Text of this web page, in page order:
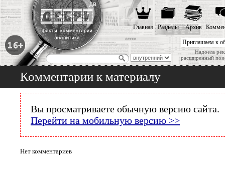
Приглашаем к
Надоела
расширенный
Главная Разделы Архив
Комментарии к материалу
Вы просматриваете обычную версию сайта.
Перейти на мобильную версию >>
Нет комментариев